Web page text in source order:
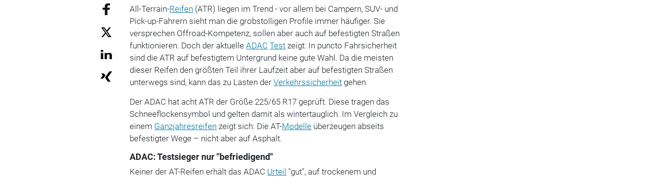
All-Terrain-Reifen (ATR) liegen im Trend - vor allem bei Campern, SUV- und
Pick-up-Fahrern sieht man die grobstolligen Profile immer häufiger. Sie
versprechen Offroad-Kompetenz, sollen aber auch auf befestigten Straßen
funktionieren. Doch der aktuelleADAC Test zeigt: In puncto Fahrsicherheit
sind die ATR auf befestigtem Untergrund keine gute Wahl. Da die meisten
dieser Reifen den größten Teil ihrer Laufzeit aber auf befestigten Straßen
unterwegs sind, kann das zu Lasten derVerkehrssicherheit gehen.
Der ADAC hat acht ATR der Größe 225/65 R17 geprüft. Diese tragen das
Schneeflockensymbol und gelten damit als wintertauglich. Im Vergleich zu
einem Ganzjahresreifen zeigt sich: Die AT-Modelle überzeugen abseits
befestigter Wege – nicht aber auf Asphalt.
ADAC: Testsieger nur "befriedigend"
Keiner der AT-Reifen erhält das ADAC Urteil "gut", auf trockenem und